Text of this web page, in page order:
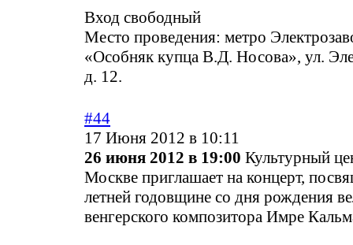
Вход свободный
Место проведения: метро
«Особняк купца В.Д. Носова», ул.
д. 12.
#44
17 Июня 2012 в 10:11
26 июня 2012 в 19:00 Культурный
Москве приглашает на концерт,
летней годовщине со дня рождения
венгерского композитора Имре